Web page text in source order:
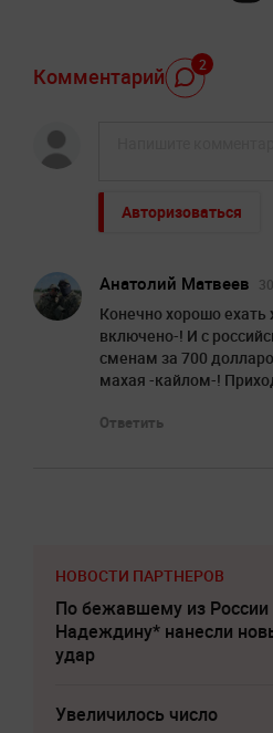
Комментарий 2
Авторизоваться
Анатолий Матвеев
Конечно хорошо
включено-! И с
сменам за 700
махая -кайлом-!
Ответить
НОВОСТИ ПАРТНЕРОВ
По бежавшему из России
Надеждину* нанесли
удар
Увеличилось число